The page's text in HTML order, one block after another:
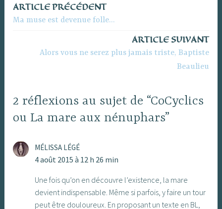
Navigation
ARTICLE PRÉCÉDENT
Ma muse est devenue folle…
ARTICLE SUIVANT
Alors vous ne serez plus jamais triste, Baptiste
Beaulieu
2 réflexions au sujet de “CoCyclics
ou La mare aux nénuphars”
MÉLISSA LÉGÉ
4 août 2015 à 12 h 26 min
Une fois qu’on en découvre l’existence, la mare
devient indispensable. Même si parfois, y faire un tour
peut être douloureux. En proposant un texte en BL,